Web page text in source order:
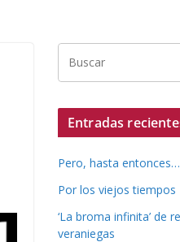
Entradas
Pero, hasta entonces…
Por los viejos tiempos
‘La broma infinita’ de
veraniegas